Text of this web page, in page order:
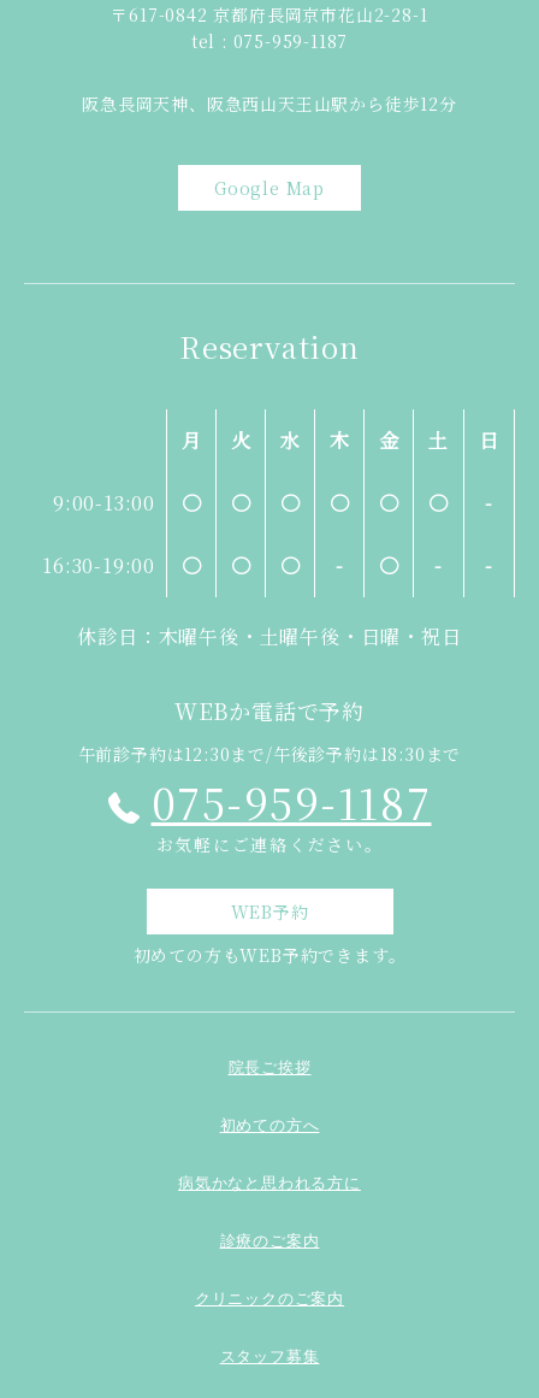
〒617-0842 京都府長岡京市花山2-28-1
tel : 075-959-1187
阪急長岡天神、阪急西山天王山駅から徒歩12分
Google Map
Reservation
月 火 水 木 金 土 日
9:00-13:00 〇 〇 〇 〇 〇 〇 -
16:30-19:00 〇 〇 〇 - 〇 - -
休診日：木曜午後・土曜午後・日曜・祝日
WEBか電話で予約
午前診予約は12:30まで/午後診予約は18:30まで
075-959-1187
お気軽にご連絡ください。
WEB予約
初めての方もWEB予約できます。
院長ご挨拶
初めての方へ
病気かなと思われる方に
診療のご案内
クリニックのご案内
スタッフ募集